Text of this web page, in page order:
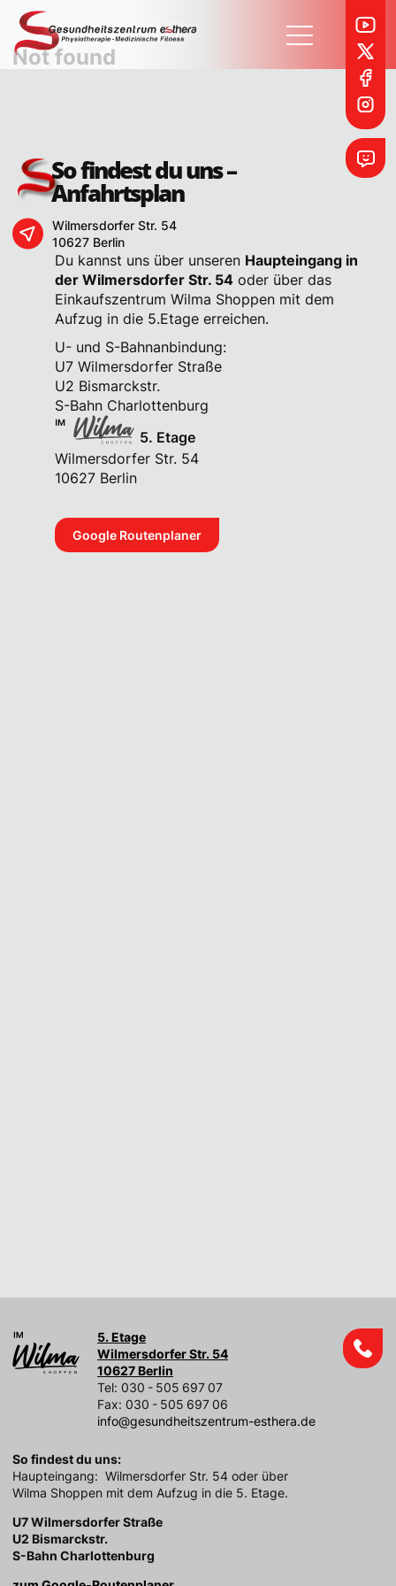
Not found
So findest du uns –
Anfahrtsplan
Wilmersdorfer Str. 54
10627 Berlin
Du kannst uns über unseren Haupteingang in
der Wilmersdorfer Str. 54 oder über das
Einkaufszentrum Wilma Shoppen mit dem
Aufzug in die 5.Etage erreichen.
U- und S-Bahnanbindung:
U7 Wilmersdorfer Straße
U2 Bismarckstr.
S-Bahn Charlottenburg
5. Etage
Wilmersdorfer Str. 54
10627 Berlin
Google Routenplaner
5. Etage
Wilmersdorfer Str. 54
10627 Berlin
Tel: 030 - 505 697 07
Fax: 030 - 505 697 06
info@gesundheitszentrum-esthera.de
So findest du uns:
Haupteingang: Wilmersdorfer Str. 54 oder über
Wilma Shoppen mit dem Aufzug in die 5. Etage.
U7 Wilmersdorfer Straße
U2 Bismarckstr.
S-Bahn Charlottenburg
Möchtest du Vollzeit oder Teilzeit bei uns anfangen?
Vollzeit
Teilzeit
Frühestmöglicher Eintrittstermin
Was ist für dich im Job besonders wichtig?
Kontaktdaten